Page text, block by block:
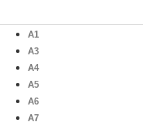
A1
A3
A4
A5
A6
A7